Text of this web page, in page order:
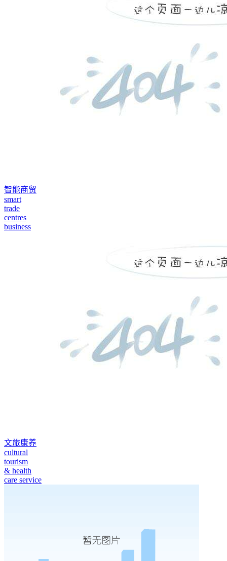
智能商贸
smart
trade
centres
business
文旅康养
cultural
tourism
& health
care service